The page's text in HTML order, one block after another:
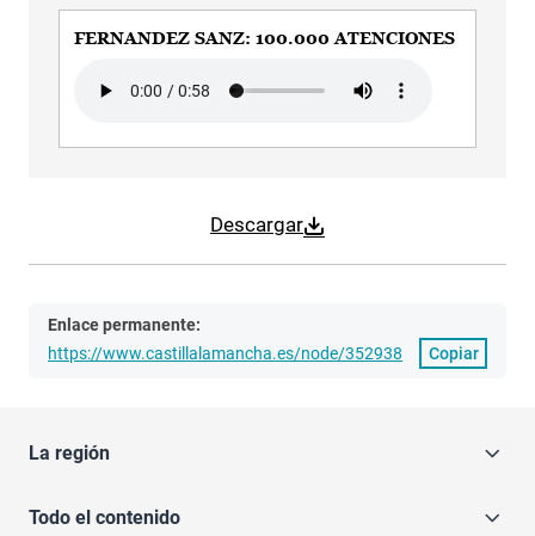
Descargar
FERNANDEZ SANZ: 100.000 ATENCIONES
Enlace permanente:
https://www.castillalamancha.es/node/352938
Copiar
La región
Todo el contenido